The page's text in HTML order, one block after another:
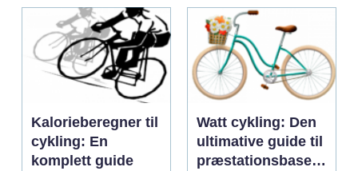
Kalorieberegner til
cykling: En
komplett guide
Watt cykling: Den
ultimative guide til
præstationsbasere